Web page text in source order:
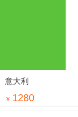
意大利
￥ 1280